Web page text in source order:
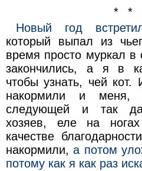
* *
Новый год
который выпал из
время просто муркал в
закончились, а я в
чтобы узнать, чей
накормили и
следующей и так
хозяев, еле на
качестве
накормили,а потом
потому как я как раз